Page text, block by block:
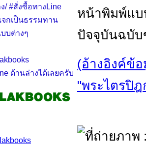
/ #สั่งซื้อทางLine
กเป็นธรรมทาน
บต่างๆ
ด้านล่างได้เลยครับ
หน้าพิมพ์แ
ปัจจุบันฉบับ
(อ้างอิงค์ข้
"พระไตรปิ